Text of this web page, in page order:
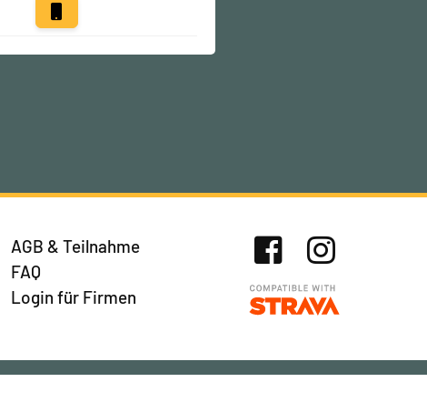
AGB & Teilnahme
FAQ
Login für Firmen